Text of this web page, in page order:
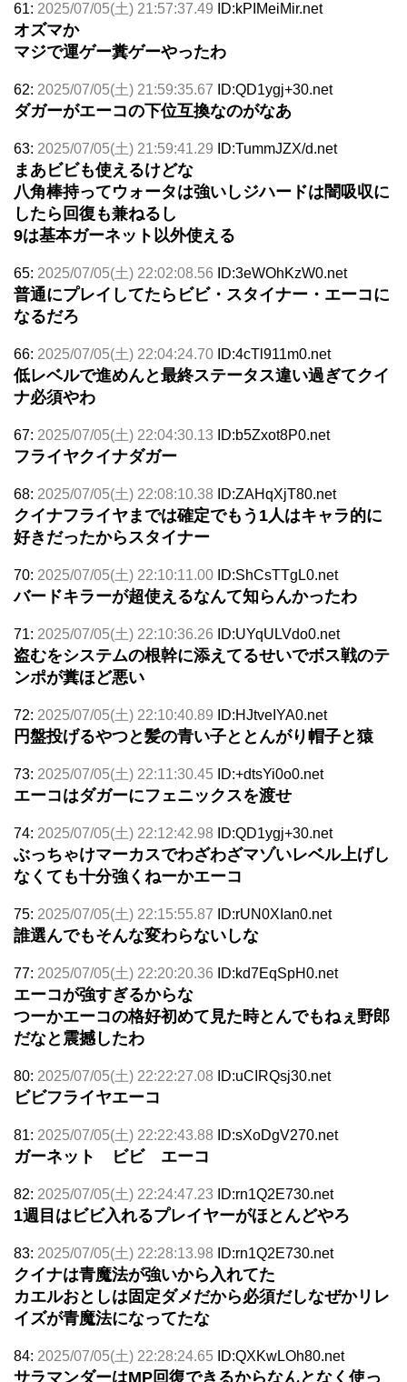
61: 2025/07/05(土) 21:57:37.49 ID:kPIMeiMir.net
オズマか
マジで運ゲー糞ゲーやったわ
62: 2025/07/05(土) 21:59:35.67 ID:QD1ygj+30.net
ダガーがエーコの下位互換なのがなあ
63: 2025/07/05(土) 21:59:41.29 ID:TummJZX/d.net
まあビビも使えるけどな
八角棒持ってウォータは強いしジハードは闇吸収に
したら回復も兼ねるし
9は基本ガーネット以外使える
65: 2025/07/05(土) 22:02:08.56 ID:3eWOhKzW0.net
普通にプレイしてたらビビ・スタイナー・エーコに
なるだろ
66: 2025/07/05(土) 22:04:24.70 ID:4cTl911m0.net
低レベルで進めんと最終ステータス違い過ぎてクイ
ナ必須やわ
67: 2025/07/05(土) 22:04:30.13 ID:b5Zxot8P0.net
フライヤクイナダガー
68: 2025/07/05(土) 22:08:10.38 ID:ZAHqXjT80.net
クイナフライヤまでは確定でもう1人はキャラ的に
好きだったからスタイナー
70: 2025/07/05(土) 22:10:11.00 ID:ShCsTTgL0.net
バードキラーが超使えるなんて知らんかったわ
71: 2025/07/05(土) 22:10:36.26 ID:UYqULVdo0.net
盗むをシステムの根幹に添えてるせいでボス戦のテ
ンポが糞ほど悪い
72: 2025/07/05(土) 22:10:40.89 ID:HJtveIYA0.net
円盤投げるやつと髪の青い子ととんがり帽子と猿
73: 2025/07/05(土) 22:11:30.45 ID:+dtsYi0o0.net
エーコはダガーにフェニックスを渡せ
74: 2025/07/05(土) 22:12:42.98 ID:QD1ygj+30.net
ぶっちゃけマーカスでわざわざマゾいレベル上げし
なくても十分強くねーかエーコ
75: 2025/07/05(土) 22:15:55.87 ID:rUN0XIan0.net
誰選んでもそんな変わらないしな
77: 2025/07/05(土) 22:20:20.36 ID:kd7EqSpH0.net
エーコが強すぎるからな
つーかエーコの格好初めて見た時とんでもねぇ野郎
だなと震撼したわ
80: 2025/07/05(土) 22:22:27.08 ID:uCIRQsj30.net
ビビフライヤエーコ
81: 2025/07/05(土) 22:22:43.88 ID:sXoDgV270.net
ガーネット ビビ エーコ
82: 2025/07/05(土) 22:24:47.23 ID:rn1Q2E730.net
1週目はビビ入れるプレイヤーがほとんどやろ
83: 2025/07/05(土) 22:28:13.98 ID:rn1Q2E730.net
クイナは青魔法が強いから入れてた
カエルおとしは固定ダメだから必須だしなぜかリレ
イズが青魔法になってたな
84: 2025/07/05(土) 22:28:24.65 ID:QXKwLOh80.net
サラマンダーはMP回復できるからなんとなく使っ